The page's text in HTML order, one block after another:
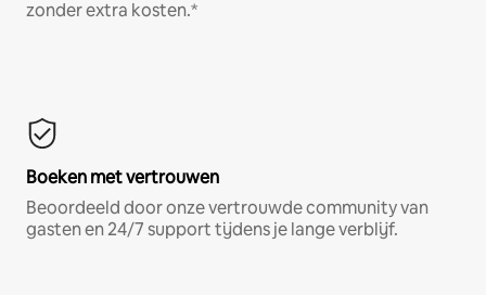
zonder extra kosten.*
Boeken met vertrouwen
Beoordeeld door onze vertrouwde community van
gasten en 24/7 support tijdens je lange verblijf.